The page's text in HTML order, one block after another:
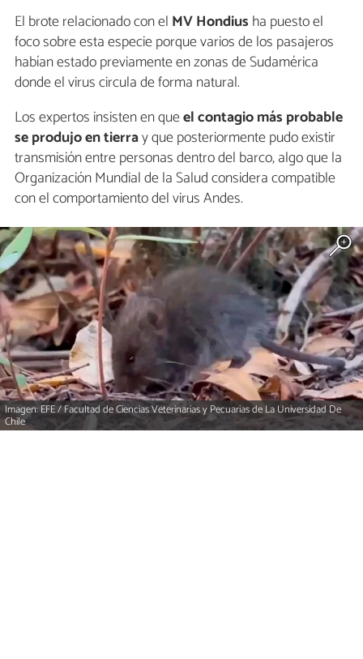
El brote relacionado con el MV Hondius ha puesto el
foco sobre esta especie porque varios de los pasajeros
habían estado previamente en zonas de Sudamérica
donde el virus circula de forma natural.
Los expertos insisten en queel contagio más probable
se produjo en tierray que posteriormente pudo existir
transmisión entre personas dentro del barco, algo que la
Organización Mundial de la Salud considera compatible
con el comportamiento del virus Andes.
Imagen: EFE / Facultad de Ciencias Veterinarias y Pecuarias de La Universidad De
Chile